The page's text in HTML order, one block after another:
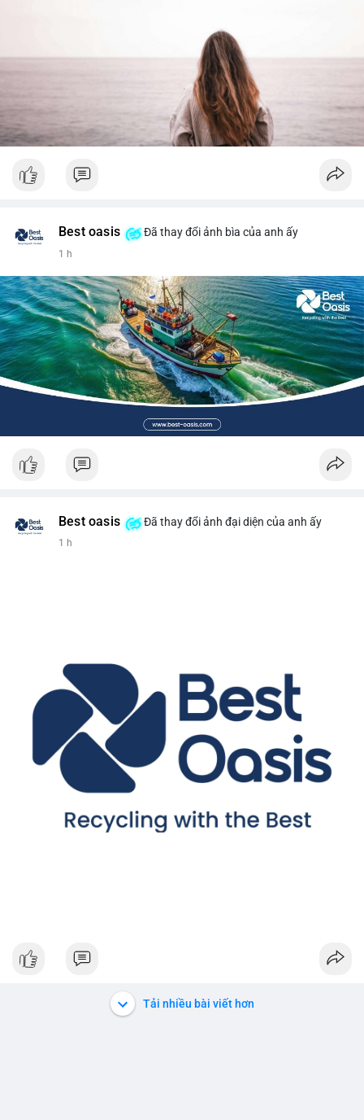
Best oasis Đã thay đổi ảnh bìa của anh ấy
1 h
Best oasis Đã thay đổi ảnh đại diện của anh ấy
1 h
Tải nhiều bài viết hơn